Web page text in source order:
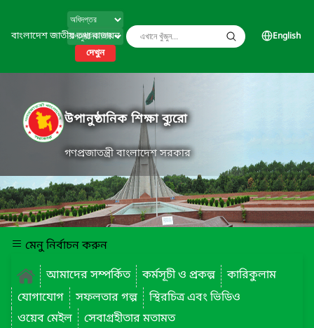
বাংলাদেশ জাতীয় তথ্য বাতায়ন
দেখুন
English
উপানুষ্ঠানিক শিক্ষা ব্যুরো
গণপ্রজাতন্ত্রী বাংলাদেশ সরকার
মেনু নির্বাচন করুন
আমাদের সম্পর্কিত
কর্মসূচী ও প্রকল্প
কারিকুলাম
যোগাযোগ
সফলতার গল্প
স্থিরচিত্র এবং ভিডিও
ওয়েব মেইল
সেবাগ্রহীতার মতামত